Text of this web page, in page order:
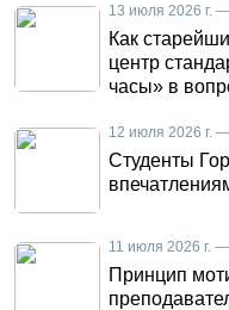
13 июля 2026 г.
Как
центр
часы» в
12 июля 2026 г.
Студенты
11 июля 2026 г.
Принцип